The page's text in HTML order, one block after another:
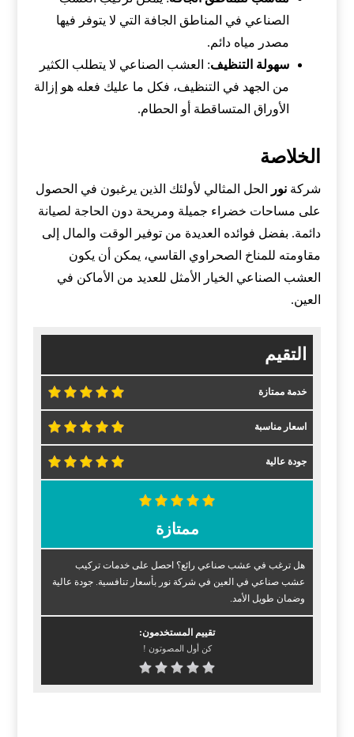
الصناعي في المناطق الجافة التي لا يتوفر فيها
مصدر مياه دائم.
سهولة التنظيف: العشب الصناعي لا يتطلب الكثير
من الجهد في التنظيف، فكل ما عليك فعله هو إزالة
الأوراق المتساقطة أو الحطام.
الخلاصة
شركةنور
الحل المثالي لأولئك الذين يرغبون في الحصول
على مساحات خضراء جميلة ومريحة دون الحاجة لصيانة
دائمة. بفضل فوائده العديدة من توفير الوقت والمال إلى
مقاومته للمناخ الصحراوي القاسي، يمكن أن يكون
العشب الصناعي الخيار الأمثل للعديد من الأماكن في
العين.
التقيم
خدمة ممتازة
اسعار مناسبة
جودة عالية
ممتازة
هل ترغب في عشب صناعي رائع؟ احصل على خدمات تركيب
عشب صناعي في العين في شركة نور بأسعار تنافسية. جودة عالية
وضمان طويل الأمد.
تقييم المستخدمون:
كن أول المصوتون !